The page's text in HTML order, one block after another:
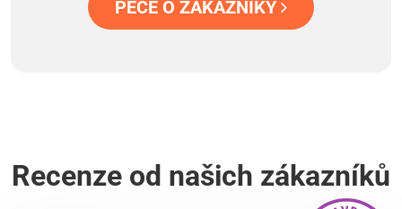
PÉČE O ZÁKAZNÍKY
Recenze od našich zákazníků